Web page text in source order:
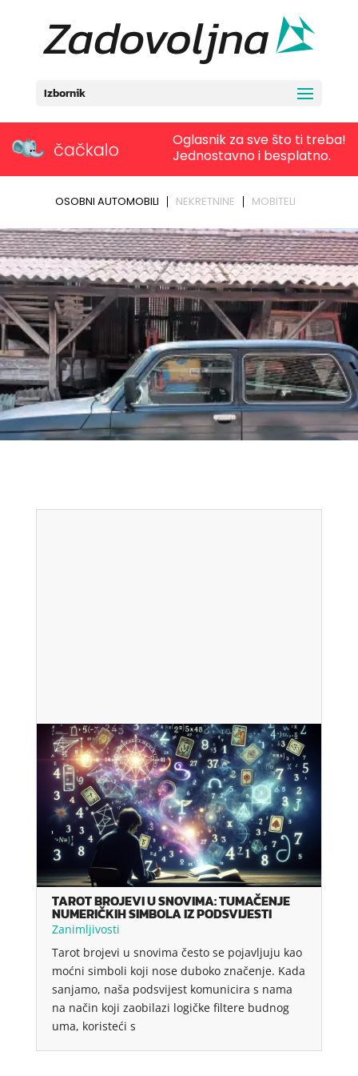
Izbornik
TAROT BROJEVI U SNOVIMA: TUMAČENJE
NUMERIČKIH SIMBOLA IZ PODSVIJESTI
Zanimljivosti
Tarot brojevi u snovima često se pojavljuju kao
moćni simboli koji nose duboko značenje. Kada
sanjamo, naša podsvijest komunicira s nama
na način koji zaobilazi logičke filtere budnog
uma, koristeći s